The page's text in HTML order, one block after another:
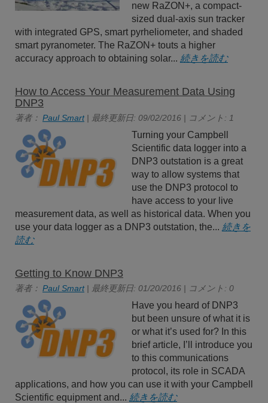
new RaZON+, a compact-
sized dual-axis sun tracker
with integrated GPS, smart pyrheliometer, and shaded
smart pyranometer. The RaZON+ touts a higher
accuracy approach to obtaining solar... 続きを読む
How to Access Your Measurement Data Using
DNP3
著者： Paul Smart| 最終更新日: 09/02/2016 | コメント: 1
Turning your Campbell
Scientific data logger into a
DNP3 outstation is a great
way to allow systems that
use the DNP3 protocol to
have access to your live
measurement data, as well as historical data. When you
use your data logger as a DNP3 outstation, the... 続きを
読む
Getting to Know DNP3
著者： Paul Smart| 最終更新日: 01/20/2016 | コメント: 0
Have you heard of DNP3
but been unsure of what it is
or what it’s used for? In this
brief article, I’ll introduce you
to this communications
protocol, its role in SCADA
applications, and how you can use it with your Campbell
Scientific equipment and... 続きを読む